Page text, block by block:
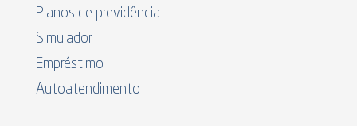
Planos de previdência
Simulador
Empréstimo
Autoatendimento